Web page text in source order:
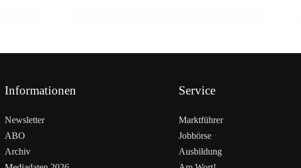
Informationen
Newsletter
ABO
Archiv
Service
Marktführer
Jobbörse
Ausbildung